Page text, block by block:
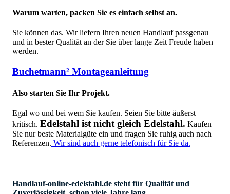
Warum warten, packen Sie es einfach selbst an.
Sie können das. Wir liefern Ihren neuen Handlauf passgenau
und in bester Qualität an der Sie über lange Zeit Freude haben
werden.
Buchetmann² Montageanleitung
Also starten Sie Ihr Projekt.
Egal wo und bei wem Sie kaufen. Seien Sie bitte äußerst
kritisch. Edelstahl ist nicht gleich Edelstahl. Kaufen
Sie nur beste Materialgüte ein und fragen Sie ruhig auch nach
Referenzen. Wir sind auch gerne telefonisch für Sie da.
Handlauf-online-edelstahl.de steht für Qualität und